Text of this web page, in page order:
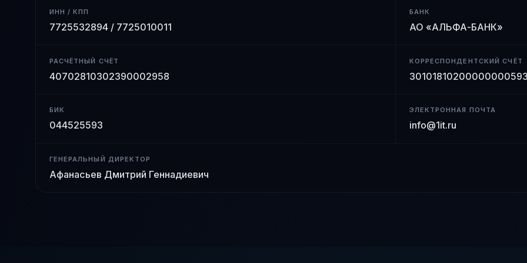
ИНН / КПП
7725532894 / 7725010011
БАНК
АО «АЛЬФА-БАНК»
РАСЧЁТНЫЙ СЧЁТ
40702810302390002958
КОРРЕСПОНДЕНТСКИЙ СЧЁТ
БИК
044525593
ЭЛЕКТРОННАЯ ПОЧТА
info@1it.ru
ГЕНЕРАЛЬНЫЙ ДИРЕКТОР
Афанасьев Дмитрий Геннадиевич